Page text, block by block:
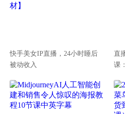
快手美女IP直播，24小时睡后
被动收入
直
课